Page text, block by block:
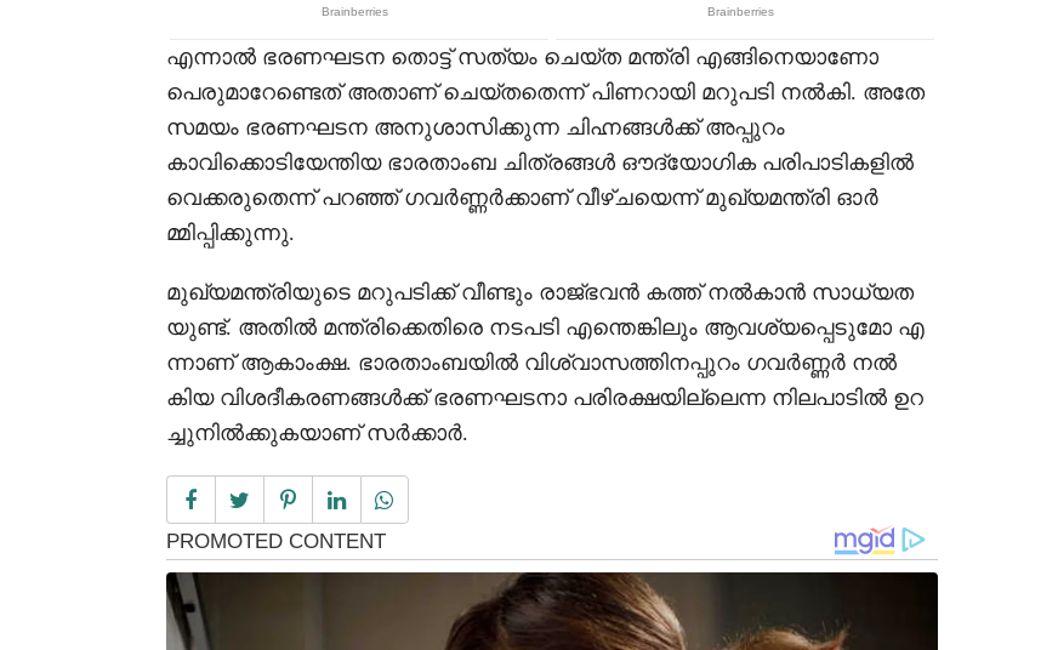
എന്നാൽ ഭരണഘടന തൊട്ട് സത്യം ചെയ്ത മന്ത്രി എങ്ങിനെയാണോ
പെരുമാറേണ്ടെത് അതാണ് ചെയ്തതെന്ന് പിണറായി മറുപടി നൽകി. അതേ
സമയം ഭരണഘടന അനുശാസിക്കുന്ന ചിഹ്നങ്ങൾക്ക് അപ്പുറം
കാവിക്കൊടിയേന്തിയ ഭാരതാംബ ചിത്രങ്ങൾ ഔദ്യോഗിക പരിപാടികളിൽ
വെക്കരുതെന്ന് പറഞ്ഞ് ഗവർണ്ണർക്കാണ് വീഴ്ചയെന്ന് മുഖ്യമന്ത്രി ഓർ
മ്മിപ്പിക്കുന്നു.
മുഖ്യമന്ത്രിയുടെ മറുപടിക്ക് വീണ്ടും രാജ്ഭവൻ കത്ത് നൽകാൻ സാധ്യത
യുണ്ട്. അതിൽ മന്ത്രിക്കെതിരെ നടപടി എന്തെങ്കിലും ആവശ്യപ്പെടുമോ എ
ന്നാണ് ആകാംക്ഷ. ഭാരതാംബയിൽ വിശ്വാസത്തിനപ്പുറം ഗവർണ്ണർ നൽ
കിയ വിശദീകരണങ്ങൾക്ക് ഭരണഘടനാ പരിരക്ഷയില്ലെന്ന നിലപാടിൽ ഉറ
ച്ചുനിൽക്കുകയാണ് സർക്കാർ.